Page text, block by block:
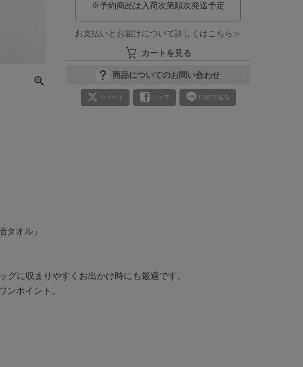
※予約商品は入荷次第順次発送予定
お支払いとお届けについて詳しくはこちら＞
カートを見る
商品についてのお問い合わせ
ツイート シェア LINEで送る
タオル」
に収まりやすくお出かけ時にも最適です。
ンポイント。